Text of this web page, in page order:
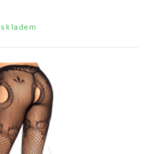
skladem